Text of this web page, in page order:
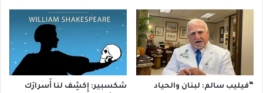
“فيليب سالم: لبنان والحياد
شكسبير: إِكشِف لنا أَسرارَك